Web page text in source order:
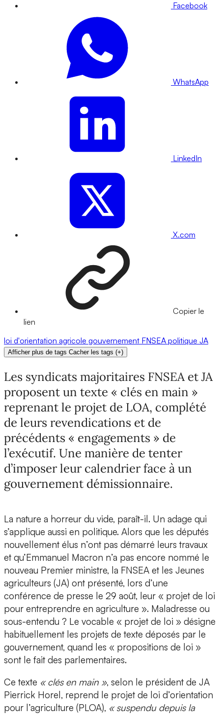
Facebook
WhatsApp
LinkedIn
X.com
Copier le
lien
loi d'orientation agricole gouvernement FNSEA politique JA
Afficher plus de tags Cacher les tags (+)
Les syndicats majoritaires FNSEA et JA
proposent un texte « clés en main »
reprenant le projet de LOA, complété
de leurs revendications et de
précédents « engagements » de
l’exécutif. Une manière de tenter
d’imposer leur calendrier face à un
gouvernement démissionnaire.
La nature a horreur du vide, paraît-il. Un adage qui
s’applique aussi en politique. Alors que les députés
nouvellement élus n’ont pas démarré leurs travaux
et qu’Emmanuel Macron n’a pas encore nommé le
nouveau Premier ministre, la FNSEA et les Jeunes
agriculteurs (JA) ont présenté, lors d’une
conférence de presse le 29 août, leur « projet de loi
pour entreprendre en agriculture ». Maladresse ou
sous-entendu ? Le vocable « projet de loi » désigne
habituellement les projets de texte déposés par le
gouvernement, quand les « propositions de loi »
sont le fait des parlementaires.
Ce texte « clés en main », selon le président de JA
Pierrick Horel, reprend le projet de loi d’orientation
pour l’agriculture (PLOA), « suspendu depuis la